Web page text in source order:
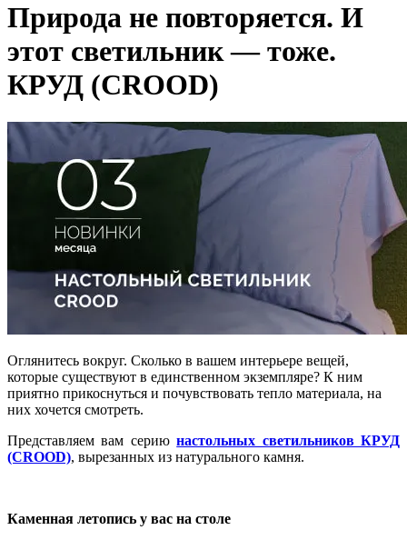
Природа не повторяется. И
этот светильник — тоже.
КРУД (CROOD)
Оглянитесь вокруг. Сколько в вашем интерьере вещей,
которые существуют в единственном экземпляре? К ним
приятно прикоснуться и почувствовать тепло материала, на
них хочется смотреть.
Представляем вам сериюнастольных светильников КРУД
(CROOD), вырезанных из натурального камня.
Каменная летопись у вас на столе